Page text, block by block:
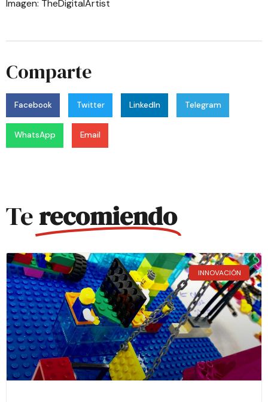
Imagen: TheDigitalArtist
Comparte
Facebook Twitter LinkedIn Telegram
WhatsApp Email
Terecomiendo
INNOVACIÓN